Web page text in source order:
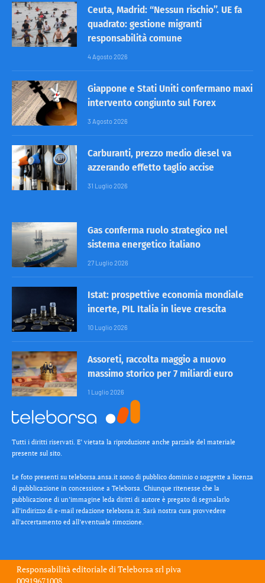
Ceuta, Madrid: “Nessun rischio”. UE fa
quadrato: gestione migranti
responsabilità comune
4 Agosto 2026
Giappone e Stati Uniti confermano maxi
intervento congiunto sul Forex
3 Agosto 2026
Carburanti, prezzo medio diesel va
azzerando effetto taglio accise
31 Luglio 2026
Gas conferma ruolo strategico nel
sistema energetico italiano
27 Luglio 2026
Istat: prospettive economia mondiale
incerte, PIL Italia in lieve crescita
10 Luglio 2026
Assoreti, raccolta maggio a nuovo
massimo storico per 7 miliardi euro
1 Luglio 2026
Tutti i diritti riservati. E’ vietata la riproduzione anche parziale del materiale
presente sul sito.
Le foto presenti su teleborsa.ansa.it sono di pubblico dominio o soggette a licenza
di pubblicazione in concessione a Teleborsa. Chiunque ritenesse che la
pubblicazione di un’immagine leda diritti di autore è pregato di segnalarlo
all’indirizzo di e-mail redazione teleborsa.it. Sarà nostra cura provvedere
all’accertamento ed all’eventuale rimozione.
Responsabilità editoriale diTeleborsa srlpiva